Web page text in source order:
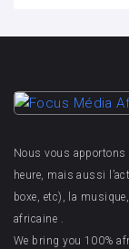
Nous vous apportons
heure, mais aussi
boxe, etc), la
africaine .
We bring you 100%